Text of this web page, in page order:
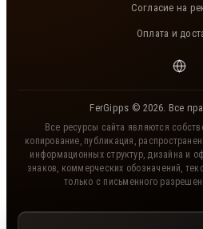
Согласие на
Оплата и
FerGipps © 2026. Все
Все ресурсы сайта являются
копирование, публикация,
информационных структур, дизайна и
знаков, коммерческих обозначений,
только с письменного
Полезные разделы